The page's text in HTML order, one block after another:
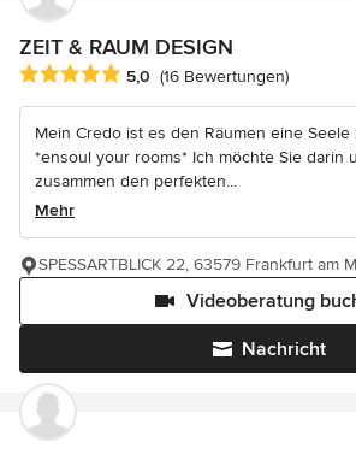
ZEIT & RAUM DESIGN
Durchschnittliche Bewertung: 5 von 5
5,0 (16 Bewertungen)
Mein Credo ist es den Räumen eine
*ensoul your rooms* Ich möchte Sie darin
zusammen den perfekten...
Mehr
Nachricht
Videoberatung
SPESSARTBLICK 22, 63579 Frankfurt am